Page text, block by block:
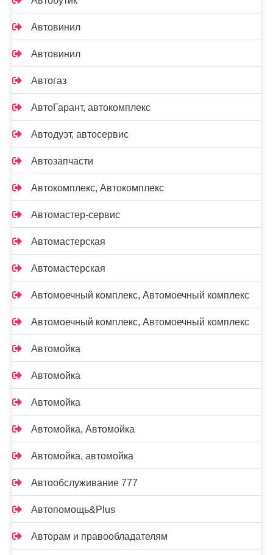
Автовинил
Автовинил
Автогаз
АвтоГарант, автокомплекс
Автодуэт, автосервис
Автозапчасти
Автокомплекс, Автокомплекс
Автомастер-сервис
Автомастерская
Автомастерская
Автомоечный комплекс, Автомоечный комплекс
Автомоечный комплекс, Автомоечный комплекс
Автомойка
Автомойка
Автомойка
Автомойка, Автомойка
Автомойка, автомойка
Автообслуживание 777
Автопомощь&Plus
Авторам и правообладателям